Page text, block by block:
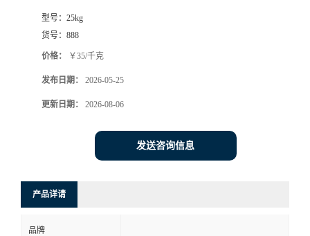
型号： 25kg
货号： 888
价格： ￥35/千克
发布日期： 2026-05-25
更新日期： 2026-08-06
发送咨询信息
产品详请
品牌